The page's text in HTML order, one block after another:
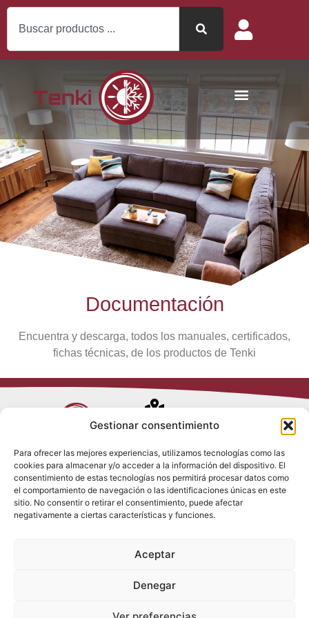
Gestionar consentimiento
Para ofrecer las mejores experiencias, utilizamos tecnologías como las
cookies para almacenar y/o acceder a la información del dispositivo. El
consentimiento de estas tecnologías nos permitirá procesar datos como
el comportamiento de navegación o las identificaciones únicas en este
sitio. No consentir o retirar el consentimiento, puede afectar
negativamente a ciertas características y funciones.
Aceptar
Denegar
Documentación
Encuentra y descarga, todos los manuales, certificados,
fichas técnicas, de los productos de Tenki
Avenida de
28017 Madrid
(España)
(+34) 910 917
info@tenki-
Política de
Privacidad
Política de
Cookies